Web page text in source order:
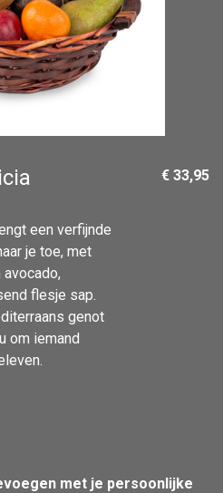
een verfijnde
je toe, met
flesje sap.
genot
om iemand
€ 33,95
met je persoonlijke